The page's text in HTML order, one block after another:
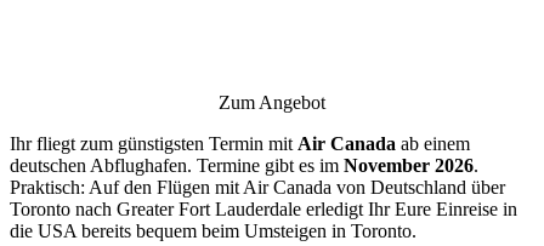
Zum Angebot
Ihr fliegt zum günstigsten Termin mit Air Canada ab einem
deutschen Abflughafen. Termine gibt es im November 2026.
Praktisch: Auf den Flügen mit Air Canada von Deutschland über
Toronto nach Greater Fort Lauderdale erledigt Ihr Eure Einreise in
die USA bereits bequem beim Umsteigen in Toronto.